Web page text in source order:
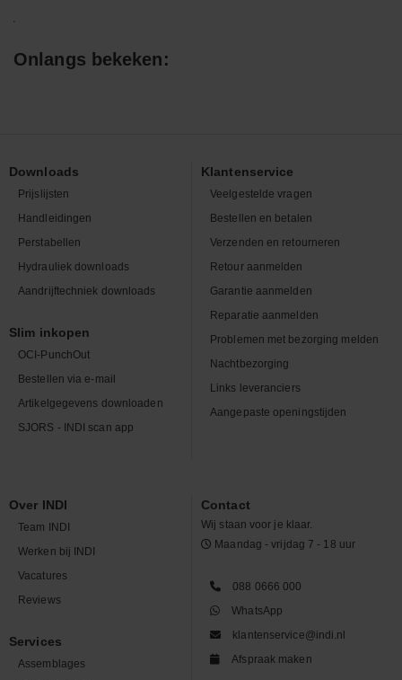
Onlangs bekeken:
Downloads
Prijslijsten
Handleidingen
Perstabellen
Hydrauliek downloads
Aandrijftechniek downloads
Slim inkopen
OCI-PunchOut
Bestellen via e-mail
Artikelgegevens downloaden
SJORS - INDI scan app
Klantenservice
Veelgestelde vragen
Bestellen en betalen
Verzenden en retourneren
Retour aanmelden
Garantie aanmelden
Reparatie aanmelden
Problemen met bezorging melden
Nachtbezorging
Links leveranciers
Aangepaste openingstijden
Over INDI
Team INDI
Werken bij INDI
Vacatures
Reviews
Services
Assemblages
Contact
Wij staan voor je klaar.
Maandag - vrijdag 7 - 18 uur
088 0666 000
WhatsApp
klantenservice@indi.nl
Afspraak maken